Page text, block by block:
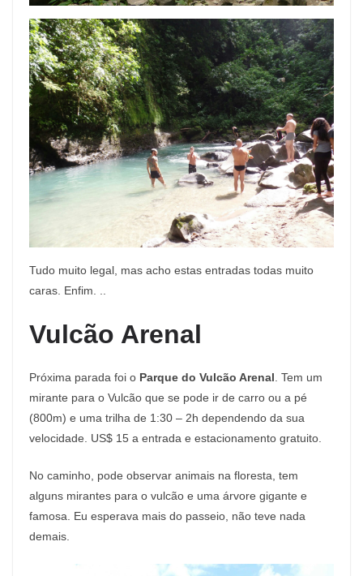
Tudo muito legal, mas acho estas entradas todas muito
caras. Enfim. ..
Vulcão Arenal
Próxima parada foi o Parque do Vulcão Arenal. Tem um
mirante para o Vulcão que se pode ir de carro ou a pé
(800m) e uma trilha de 1:30 – 2h dependendo da sua
velocidade. US$ 15 a entrada e estacionamento gratuito.
No caminho, pode observar animais na floresta, tem
alguns mirantes para o vulcão e uma árvore gigante e
famosa. Eu esperava mais do passeio, não teve nada
demais.